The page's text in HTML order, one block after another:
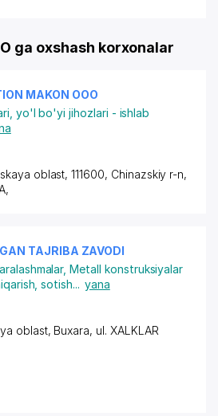
ga oxshash korxonalar
MAKON ООО
yo'l bo'yi jihozlari - ishlab
oblast, 111600, Chinazskiy r-n,
,
TAJRIBA ZAVODI
,Metall konstruksiyalar
sotish... yana
oblast, Buxara, ul. XALKLAR